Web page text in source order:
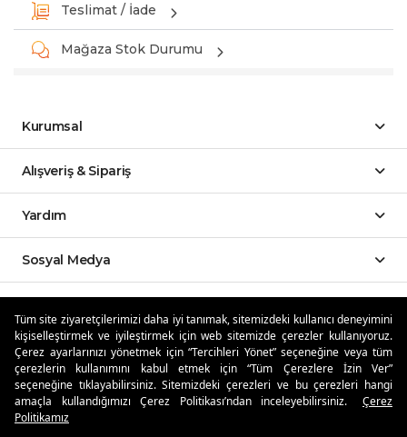
Tüm site ziyaretçilerimizi daha iyi tanımak, sitemizdeki kullanıcı deneyimini
kişiselleştirmek ve iyileştirmek için web sitemizde çerezler kullanıyoruz.
Çerez ayarlarınızı yönetmek için “Tercihleri Yönet” seçeneğine veya tüm
çerezlerin kullanımını kabul etmek için “Tüm Çerezlere İzin Ver”
seçeneğine tıklayabilirsiniz. Sitemizdeki çerezleri ve bu çerezleri hangi
amaçla kullandığımızı Çerez Politikası’ndan inceleyebilirsiniz.
Çerez
Politikamız
Teslimat / İade
Mağaza Stok Durumu
Kurumsal
Alışveriş & Sipariş
Yardım
Sosyal Medya
Özdilekteyim'de Taksit Avantajları
Güvenli Alışveriş